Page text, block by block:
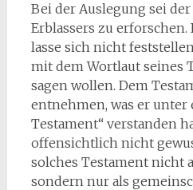
Bei der Auslegung sei
Erblassers zu
lasse sich nicht
mit dem Wortlaut seines
sagen wollen. Dem
entnehmen, was er unter
Testament“ verstanden
offensichtlich nicht
solches Testament nicht
sondern nur als